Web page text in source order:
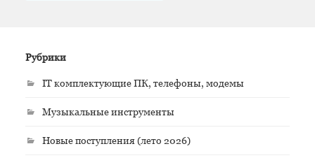
Рубрики
IT комплектующие ПК, телефоны, модемы
Музыкальные инструменты
Новые поступления (лето 2026)